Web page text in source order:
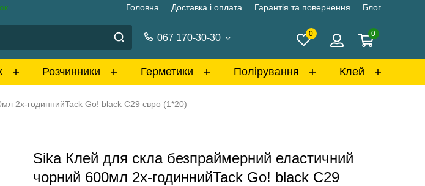
Головна Доставка і оплата Гарантія та повернення Блог
067 170-30-30 0 0
Розчинники Герметики Полірування Клей
2х-годиннийTack Go! black C29 євро (1*20)
Sika Клей для скла безпраймерний еластичний
чорний 600мл 2х-годиннийTack Go! black C29